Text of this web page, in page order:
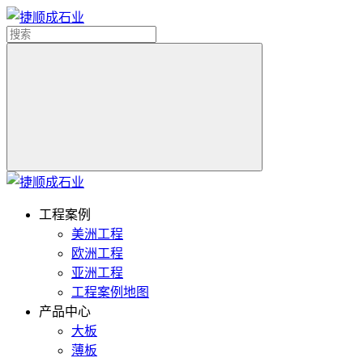
工程案例
美洲工程
欧洲工程
亚洲工程
工程案例地图
产品中心
大板
薄板